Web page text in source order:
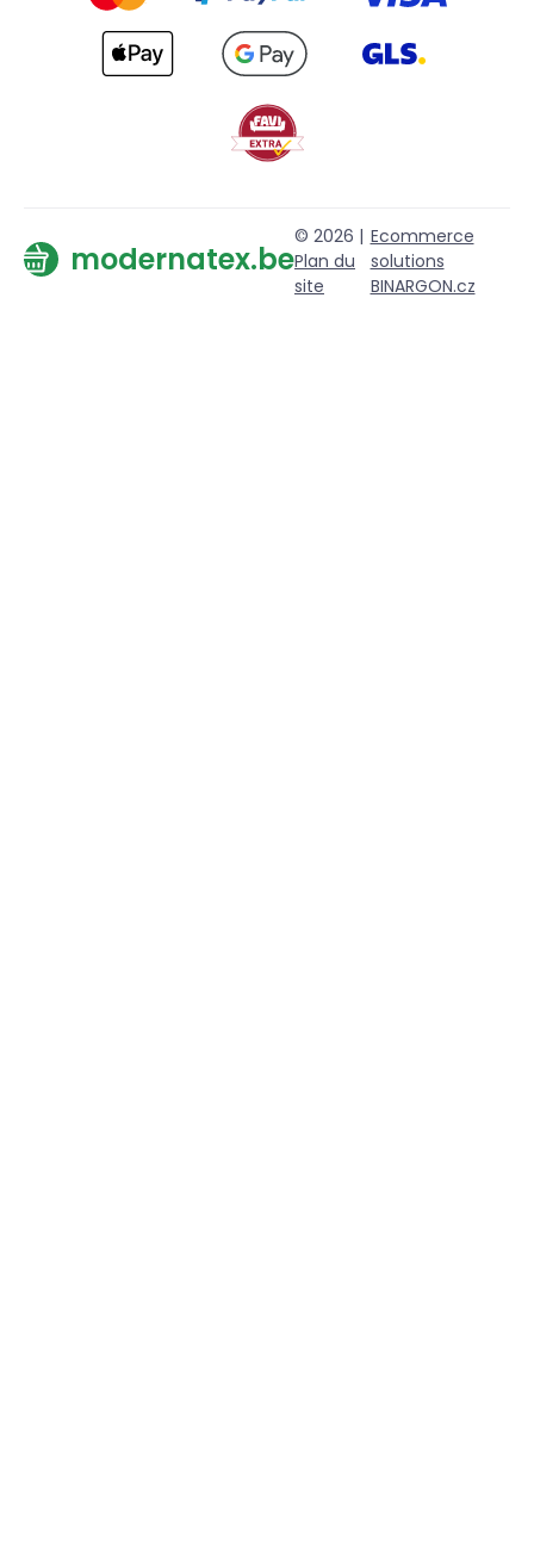
modernatex.be
© 2026 |
Plan du
site
Ecommerce
solutions
BINARGON.cz